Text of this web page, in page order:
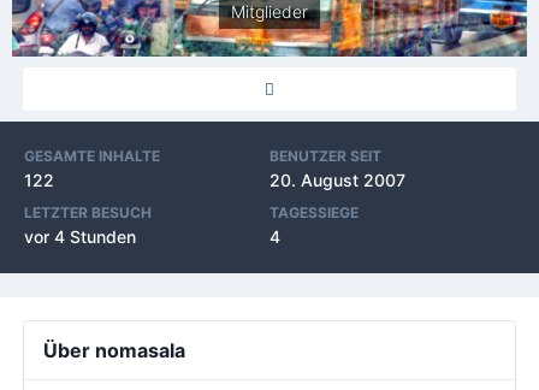
Mitglieder
GESAMTE INHALTE
122
BENUTZER SEIT
20. August 2007
LETZTER BESUCH
vor 4 Stunden
TAGESSIEGE
4
Über nomasala